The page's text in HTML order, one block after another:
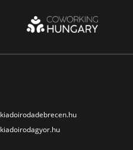
kiadoirodadebrecen.hu
kiadoirodagyor.hu